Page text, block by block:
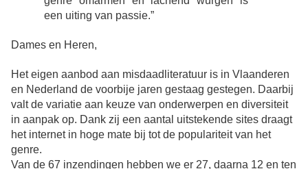
een uiting van passie.”
Dames en Heren,
Het eigen aanbod aan misdaadliteratuur is in Vlaanderen
en Nederland de voorbije jaren gestaag gestegen. Daarbij
valt de variatie aan keuze van onderwerpen en diversiteit
in aanpak op. Dank zij een aantal uitstekende sites draagt
het internet in hoge mate bij tot de populariteit van het
genre.
Van de 67 inzendingen hebben we er 27, daarna 12 en ten